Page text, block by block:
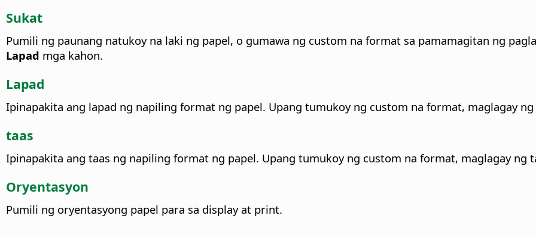
Sukat
Pumili ng paunang natukoy na laki ng papel, o gumawa ng custom na format sa pamamagitan ng
Lapad mga kahon.
Lapad
Ipinapakita ang lapad ng napiling format ng papel. Upang tumukoy ng custom na format, maglagay
taas
Ipinapakita ang taas ng napiling format ng papel. Upang tumukoy ng custom na format, maglagay ng
Oryentasyon
Pumili ng oryentasyong papel para sa display at print.